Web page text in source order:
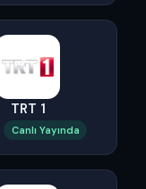
TRT 1
Canlı Yayında